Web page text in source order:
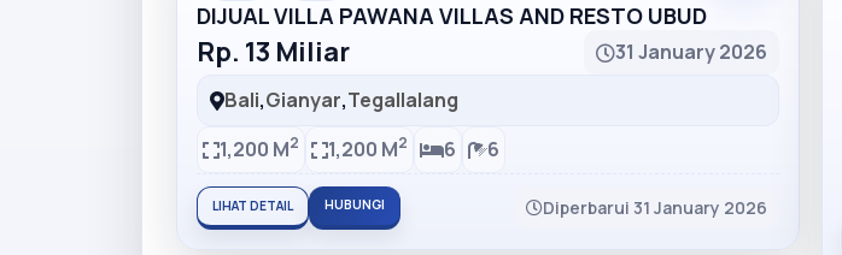
DIJUAL VILLA PAWANA VILLAS AND RESTO UBUD
Rp. 13 Miliar
31 January 2026
Bali,Gianyar,Tegallalang
1,200 M2 1,200 M2 6 6
LIHAT DETAIL HUBUNGI Diperbarui 31 January 2026